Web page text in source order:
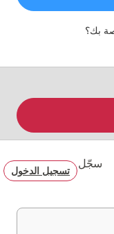
بك؟
سجّل
تسجيل الدخول